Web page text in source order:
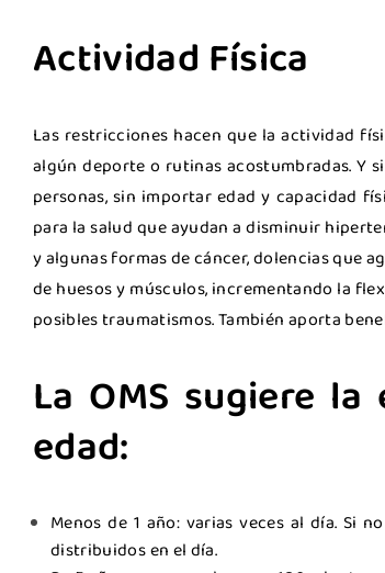
Actividad Física
Las restricciones hacen que la actividad
algún deporte o rutinas acostumbradas. Y
personas, sin importar edad y capacidad
para la salud que ayudan a disminuir
y algunas formas de cáncer, dolencias que
de huesos y músculos, incrementando la
posibles traumatismos. También aporta
La OMS sugiere
edad:
Menos de 1 año: varias veces al día. Si
distribuidos en el día.